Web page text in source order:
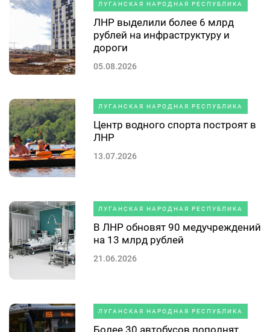
ЛУГАНСКАЯ НАРОДНАЯ РЕСПУБЛИКА
ЛНР выделили более 6 млрд
рублей на инфраструктуру и
дороги
05.08.2026
ЛУГАНСКАЯ НАРОДНАЯ РЕСПУБЛИКА
Центр водного спорта построят в
ЛНР
13.07.2026
ЛУГАНСКАЯ НАРОДНАЯ РЕСПУБЛИКА
В ЛНР обновят 90 медучреждений
на 13 млрд рублей
21.06.2026
ЛУГАНСКАЯ НАРОДНАЯ РЕСПУБЛИКА